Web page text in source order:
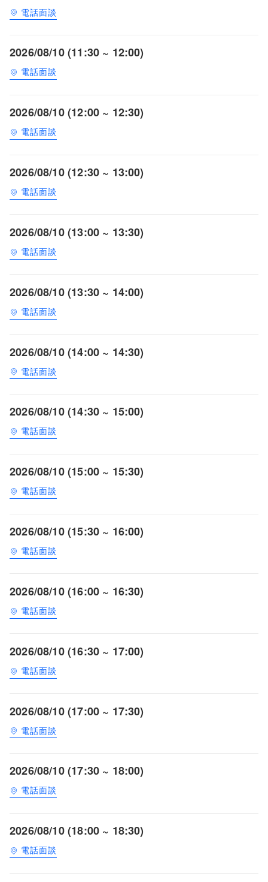
電話面談
2026/08/10 (11:30 ~ 12:00)
電話面談
2026/08/10 (12:00 ~ 12:30)
電話面談
2026/08/10 (12:30 ~ 13:00)
電話面談
2026/08/10 (13:00 ~ 13:30)
電話面談
2026/08/10 (13:30 ~ 14:00)
電話面談
2026/08/10 (14:00 ~ 14:30)
電話面談
2026/08/10 (14:30 ~ 15:00)
電話面談
2026/08/10 (15:00 ~ 15:30)
電話面談
2026/08/10 (15:30 ~ 16:00)
電話面談
2026/08/10 (16:00 ~ 16:30)
電話面談
2026/08/10 (16:30 ~ 17:00)
電話面談
2026/08/10 (17:00 ~ 17:30)
電話面談
2026/08/10 (17:30 ~ 18:00)
電話面談
2026/08/10 (18:00 ~ 18:30)
電話面談